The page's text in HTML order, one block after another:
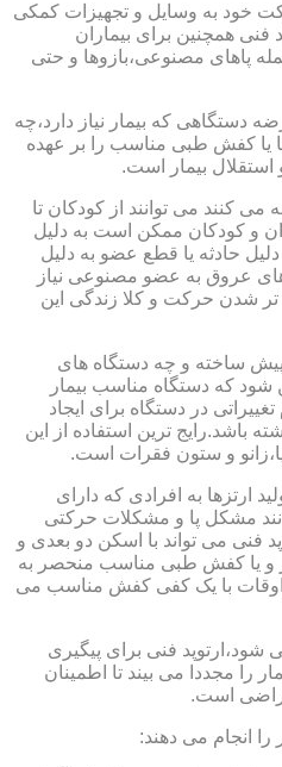
خود به وسایل و تجهیزات کمکی
فنی همچنین برای بیماران
پاهای مصنوعی،بازوها و حتی
دستگاهی که بیمار نیاز دارد،چه
یا کفش طبی مناسب را بر عهده
بیمار است.
می کنند می توانند از کودکان تا
و کودکان ممکن است به دلیل
حادثه یا قطع عضو به دلیل
های عروق به عضو مصنوعی نیاز
تر شدن حرکت و کلا زندگی این
پیش ساخته و چه دستگاه های
شود که دستگاه مناسب بیمار
در دستگاه برای ایجاد
باشد.رایج ترین استفاده از این
و ستون فقرات است.
ارتزها به افرادی که دارای
مشکل پا و مشکلات حرکتی
فنی می تواند با اسکن دو بعدی و
و یا کفش طبی مناسب منحصر به
اوقات با یک کفی کفش مناسب می
شود،ارتوپد فنی برای پیگیری
را مجددا می بیند تا اطمینان
راضی است.
را انجام می دهند: